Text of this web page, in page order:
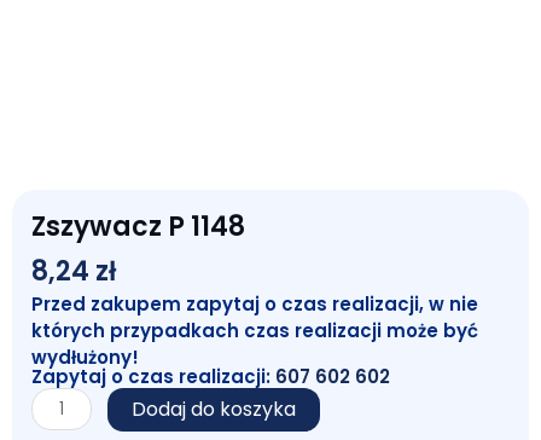
Zszywacz P 1148
8,24 zł
Przed zakupem zapytaj o czas realizacji, w nie
których przypadkach czas realizacji może być
wydłużony!
Zapytaj o czas realizacji: 607 602 602
ilość
Zszywacz
Dodaj do koszyka